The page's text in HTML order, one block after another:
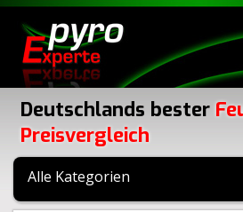
Deutschlands bester
Preisvergleich
Alle Kategorien